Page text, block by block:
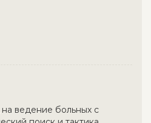
ведение больных с